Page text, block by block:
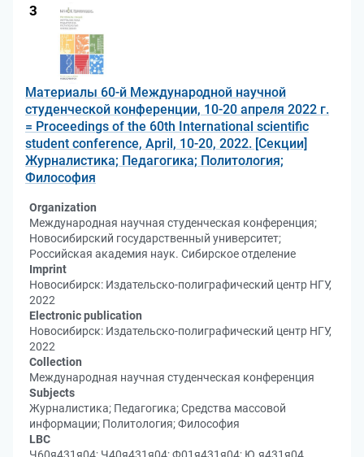
3
Материалы 60-й Международной научной
студенческой конференции, 10-20 апреля 2022 г.
= Proceedings of the 60th International scientific
student conference, April, 10-20, 2022. [Секции]
Журналистика; Педагогика; Политология;
Философия
Organization
Международная научная студенческая конференция;
Новосибирский государственный университет;
Российская академия наук. Сибирское отделение
Imprint
Новосибирск: Издательско-полиграфический центр НГУ,
2022
Electronic publication
Новосибирск: Издательско-полиграфический центр НГУ,
2022
Collection
Международная научная студенческая конференция
Subjects
Журналистика; Педагогика; Средства массовой
информации; Политология; Философия
LBC